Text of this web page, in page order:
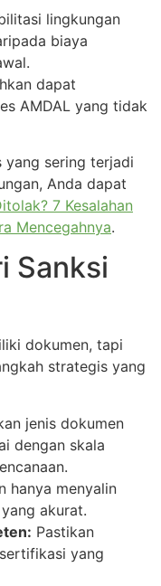
lingkungan
biaya
dapat
AMDAL yang tidak
yang sering terjadi
Anda dapat
7 Kesalahan
Mencegahnya.
Sanksi
dokumen, tapi
strategis yang
jenis dokumen
dengan skala
hanya menyalin
akurat.
Pastikan
yang